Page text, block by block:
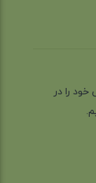
خود را در